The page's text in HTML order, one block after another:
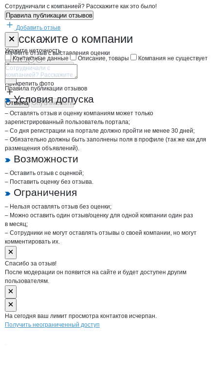
Сотрудничали с компанией? Расскажите как это было!
Правила публикации отзывов
Добавить отзыв
Расскажите о компании
Начните отзыв с выставления оценки
Прикрепить фото
Отмена Опубликовать
Форма обратной связи о неточностях
Укажите неточность
Контактные данные
Описание, товары Компания не существует
Отмена Опубликовать
Правила публикации отзывов
Условия допуска
– Оставлять отзыв и оценку компаниям может только
зарегистрированный пользователь портала;
– Со дня регистрации на портале должно пройти не менее 30 дней;
– Обязательно должны быть заполнены поля в профиле (так же как для
размещения объявлений).
Возможности
– Оставить отзыв с оценкой;
– Поставить оценку без отзыва.
Ограничения
– Нельзя оставлять отзыв без оценки;
– Можно оставить один отзыв/оценку для одной компании один раз
в месяц;
– Сотрудники не могут оставлять отзывы о своей компании, но могут
комментировать их.
Спасибо за отзыв!
После модерации он появится на сайте и будет доступен другим
пользователям.
На сегодня ваш лимит просмотра контактов исчерпан.
Получить неограниченный доступ